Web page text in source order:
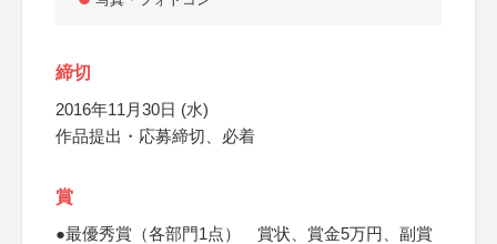
締切
2016年11月30日 (水)
作品提出・応募締切、必着
賞
●最優秀賞（各部門1点） 賞状、賞金5万円、副賞